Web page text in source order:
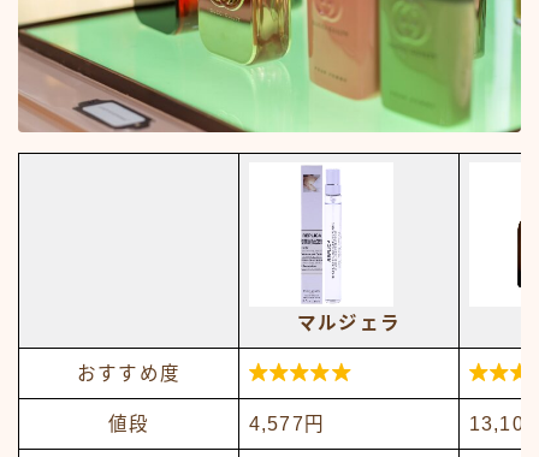
マルジェラ
おすすめ度 
値段 4,577円